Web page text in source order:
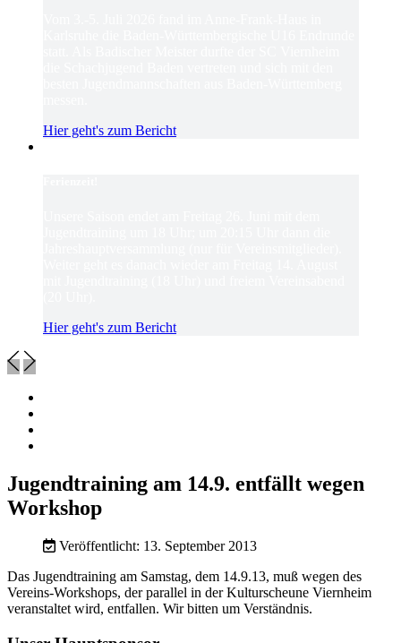
Hier geht's zum Bericht
Hier geht's zum Bericht
Jugendtraining am 14.9. entfällt wegen
Workshop
Veröffentlicht: 13. September 2013
Das Jugendtraining am Samstag, dem 14.9.13, muß wegen des
Vereins-Workshops, der parallel in der Kulturscheune Viernheim
veranstaltet wird, entfallen. Wir bitten um Verständnis.